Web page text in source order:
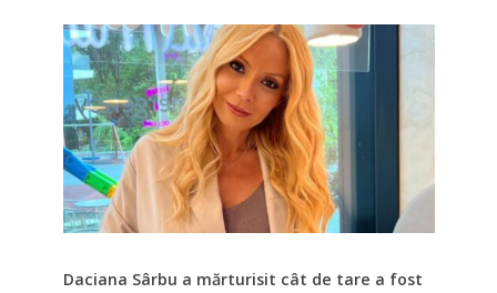
Daciana Sârbu a mărturisit cât de tare a fost